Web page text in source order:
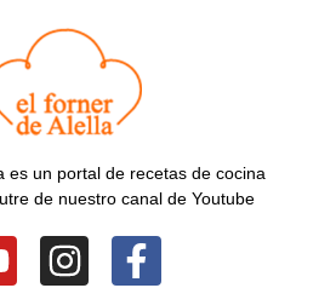
es un portal de recetas de cocina
de nuestro canal de Youtube
I
F